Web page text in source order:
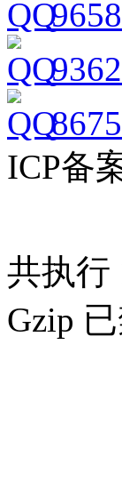
ICP备
共执行
Gzip